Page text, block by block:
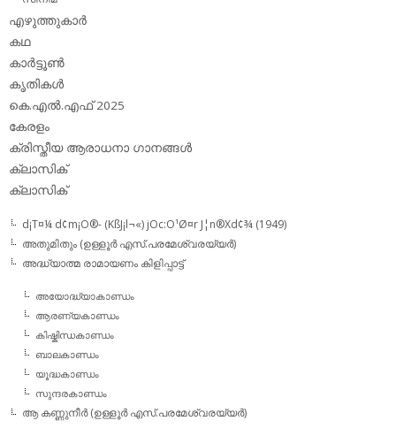
എഴുത്തുകാര്‍
കഥ
കാര്‍ട്ടൂണ്‍
കൃതികള്‍
കെ.എല്‍.എഫ് 2025
കേരളം
ക്രിസ്തീയ ആരാധനാ ഗാനങ്ങള്‍
ക്ലാസിക്‌
ക്ലാസിക്
d¡T¤¼ d¢m¡O®- (KßJ¡l¬«) jOc:O¹Ø¤r J¦n®Xd¢¾ (1949)
അതുമിതും (ഉള്ളൂര്‍ എസ്.പരമേശ്വരയ്യര്‍)
അദ്ധ്യാത്മ രാമായണം കിളിപ്പാട്ട്‌
അയോദ്ധ്യാകാണ്ഡം
ആരണ്യകാണ്ഡം
കിഷ്കിന്ധകാണ്ഡം
ബാലകാണ്ഡം
യൂദ്ധകാണ്ഡം
സുന്ദരകാണ്ഡം
ആ കണ്ണുനീര്‍ (ഉള്ളൂര്‍ എസ്.പരമേശ്വരയ്യര്‍)